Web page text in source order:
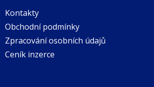
Kontakty
Obchodní podmínky
Zpracování osobních údajů
Ceník inzerce